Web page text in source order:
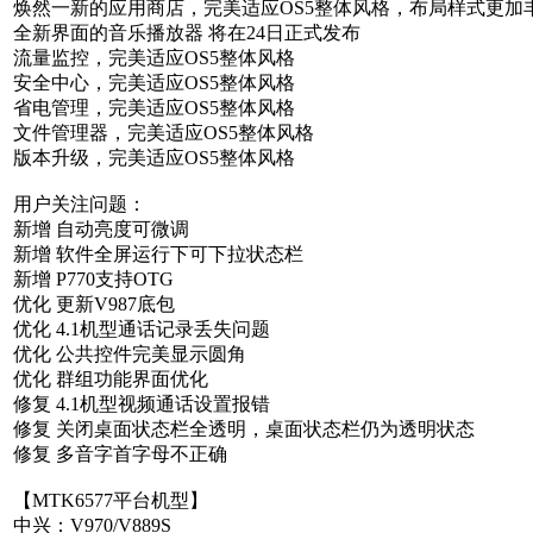
焕然一新的应用商店，完美适应OS5整体风格，布局样式更加
全新界面的音乐播放器 将在24日正式发布
流量监控，完美适应OS5整体风格
安全中心，完美适应OS5整体风格
省电管理，完美适应OS5整体风格
文件管理器，完美适应OS5整体风格
版本升级，完美适应OS5整体风格
用户关注问题：
新增 自动亮度可微调
新增 软件全屏运行下可下拉状态栏
新增 P770支持OTG
优化 更新V987底包
优化 4.1机型通话记录丢失问题
优化 公共控件完美显示圆角
优化 群组功能界面优化
修复 4.1机型视频通话设置报错
修复 关闭桌面状态栏全透明，桌面状态栏仍为透明状态
修复 多音字首字母不正确
【MTK6577平台机型】
中兴：V970/V889S